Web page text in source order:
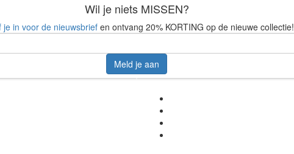
Wil je niets MISSEN?
je in voor de nieuwsbriefen ontvang 20% KORTING op de nieuwe collectie!
Meld je aan